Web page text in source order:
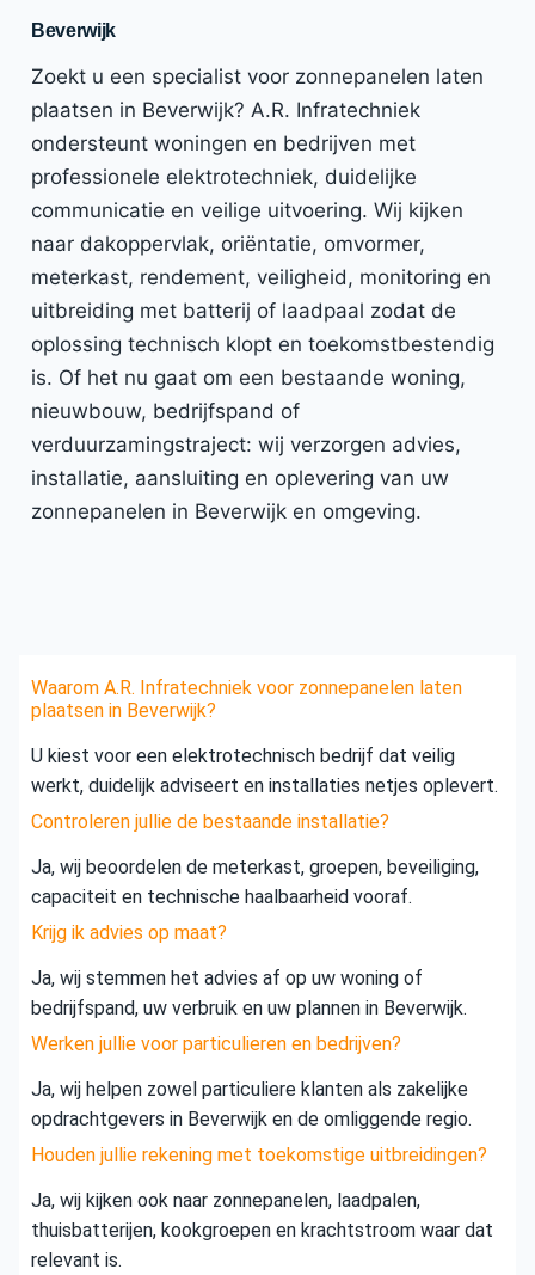
Beverwijk
Zoekt u een specialist voor zonnepanelen laten
plaatsen in Beverwijk? A.R. Infratechniek
ondersteunt woningen en bedrijven met
professionele elektrotechniek, duidelijke
communicatie en veilige uitvoering. Wij kijken
naar dakoppervlak, oriëntatie, omvormer,
meterkast, rendement, veiligheid, monitoring en
uitbreiding met batterij of laadpaal zodat de
oplossing technisch klopt en toekomstbestendig
is. Of het nu gaat om een bestaande woning,
nieuwbouw, bedrijfspand of
verduurzamingstraject: wij verzorgen advies,
installatie, aansluiting en oplevering van uw
zonnepanelen in Beverwijk en omgeving.
Waarom A.R. Infratechniek voor zonnepanelen laten
plaatsen in Beverwijk?
U kiest voor een elektrotechnisch bedrijf dat veilig
werkt, duidelijk adviseert en installaties netjes oplevert.
Controleren jullie de bestaande installatie?
Ja, wij beoordelen de meterkast, groepen, beveiliging,
capaciteit en technische haalbaarheid vooraf.
Krijg ik advies op maat?
Ja, wij stemmen het advies af op uw woning of
bedrijfspand, uw verbruik en uw plannen in Beverwijk.
Werken jullie voor particulieren en bedrijven?
Ja, wij helpen zowel particuliere klanten als zakelijke
opdrachtgevers in Beverwijk en de omliggende regio.
Houden jullie rekening met toekomstige uitbreidingen?
Ja, wij kijken ook naar zonnepanelen, laadpalen,
thuisbatterijen, kookgroepen en krachtstroom waar dat
relevant is.